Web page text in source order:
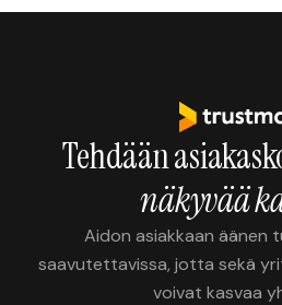
Tehdään
näkyvää
Aidon asiakkaan äänen
saavutettavissa, jotta sekä
voivat kasvaa